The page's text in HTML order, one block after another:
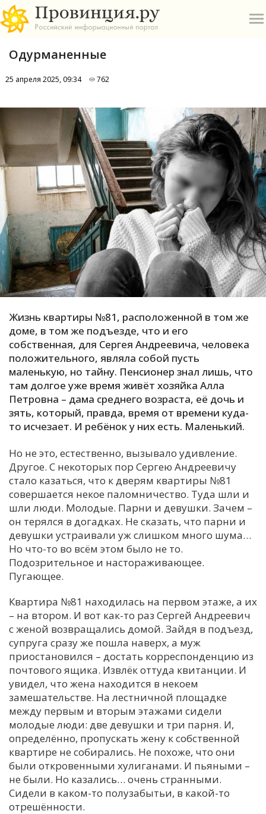
А
Б
В
Е
И
К
М
Н
О
П
Р
Т
У
Ч
Я
Одурманенные
25 апреля 2025, 09:34 762
Жизнь квартиры №81, расположенной в том же
доме, в том же подъезде, что и его
собственная, для Сергея Андреевича, человека
положительного, являла собой пусть
маленькую, но тайну. Пенсионер знал лишь, что
там долгое уже время живёт хозяйка Алла
Петровна – дама среднего возраста, её дочь и
зять, который, правда, время от времени куда-
то исчезает. И ребёнок у них есть. Маленький.
Но не это, естественно, вызывало удивление.
Другое. С некоторых пор Сергею Андреевичу
стало казаться, что к дверям квартиры №81
совершается некое паломничество. Туда шли и
шли люди. Молодые. Парни и девушки. Зачем –
он терялся в догадках. Не сказать, что парни и
девушки устраивали уж слишком много шума…
Но что-то во всём этом было не то.
Подозрительное и настораживающее.
Пугающее.
Квартира №81 находилась на первом этаже, а их
– на втором. И вот как-то раз Сергей Андреевич
с женой возвращались домой. Зайдя в подъезд,
супруга сразу же пошла наверх, а муж
приостановился – достать корреспонденцию из
почтового ящика. Извлёк оттуда квитанции. И
увидел, что жена находится в некоем
замешательстве. На лестничной площадке
между первым и вторым этажами сидели
молодые люди: две девушки и три парня. И,
определённо, пропускать жену к собственной
квартире не собирались. Не похоже, что они
были откровенными хулиганами. И пьяными –
не были. Но казались… очень странными.
Сидели в каком-то полузабытьи, в какой-то
отрешённости.